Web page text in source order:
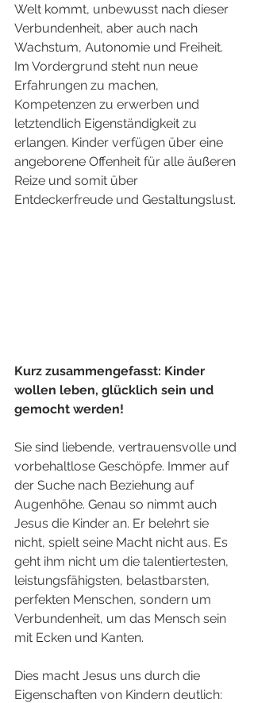
Welt kommt, unbewusst nach dieser
Verbundenheit, aber auch nach
Wachstum, Autonomie und Freiheit.
Im Vordergrund steht nun neue
Erfahrungen zu machen,
Kompetenzen zu erwerben und
letztendlich Eigenständigkeit zu
erlangen. Kinder verfügen über eine
angeborene Offenheit für alle äußeren
Reize und somit über
Entdeckerfreude und Gestaltungslust.
Kurz zusammengefasst: Kinder
wollen leben, glücklich sein und
gemocht werden!
Sie sind liebende, vertrauensvolle und
vorbehaltlose Geschöpfe. Immer auf
der Suche nach Beziehung auf
Augenhöhe. Genau so nimmt auch
Jesus die Kinder an. Er belehrt sie
nicht, spielt seine Macht nicht aus. Es
geht ihm nicht um die talentiertesten,
leistungsfähigsten, belastbarsten,
perfekten Menschen, sondern um
Verbundenheit, um das Mensch sein
mit Ecken und Kanten.
Dies macht Jesus uns durch die
Eigenschaften von Kindern deutlich: